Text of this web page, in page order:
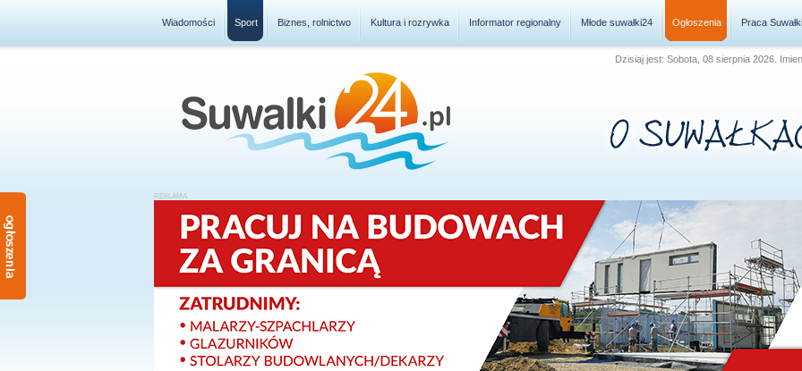
Wiadomości Sport Biznes, rolnictwo Kultura i rozrywka Informator regionalny Młode suwałki24 Ogłoszenia Praca Suwałki
Dzisiaj jest: Sobota, 08 sierpnia 2026.